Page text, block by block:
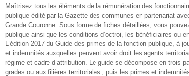
Maîtrisez tous les éléments de la rémunération des
publique édité par la Gazette des communes en partenariat
Grande Couronne. Sous forme de fiches détaillées, vous
publique ainsi que les conditions d’octroi, les bénéficiaires ou
L’édition 2017 du Guide des primes de la fonction publique, à
et indemnités auxquelles peuvent avoir droit les agents
régime et cadre d’attribution. Le guide se décompose en trois
grades ou aux filières territoriales ; puis les primes et